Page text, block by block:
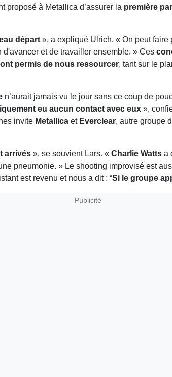
proposé à Metallica d’assurer la première
départ », a expliqué Ulrich. « On peut
et de travailler ensemble. » Ces
permis de nous ressourcer, tant sur le
n’aurait jamais vu le jour sans ce coup de
eu aucun contact avec eux »,
invite Metallica et Everclear, autre groupe
arrivés », se souvient Lars. « Charlie Watts a
pneumonie. » Le shooting improvisé est
est revenu et nous a dit : “Si le groupe
Publicité